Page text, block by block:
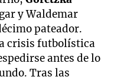
y Waldemar
pateador.
crisis futbolística
antes de lo
Tras las